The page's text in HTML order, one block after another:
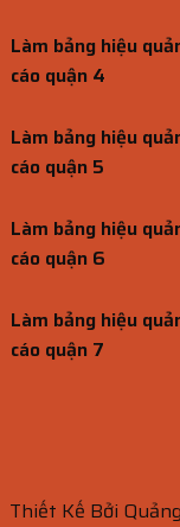
Làm bảng hiệu
cáo quận 4
Làm bảng hiệu
cáo quận 5
Làm bảng hiệu
cáo quận 6
Làm bảng hiệu
cáo quận 7
Thiết Kế Bởi